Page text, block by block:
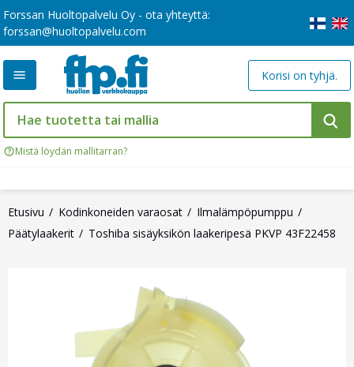
Forssan Huoltopalvelu Oy - ota yhteyttä:
forssan@huoltopalvelu.com
Mistä löydän mallitarran?
Korisi on tyhjä.
Etusivu Kodinkoneiden varaosat
Ilmalämpöpumppu
Päätylaakerit
Toshiba sisäyksikön laakeripesä PKVP 43F22458